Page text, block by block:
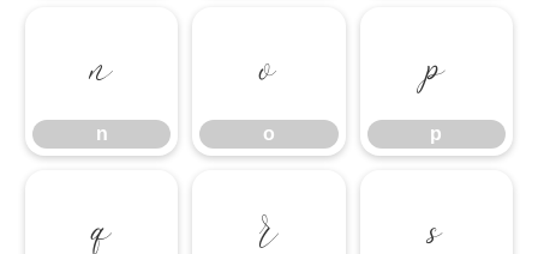
n
n
o
o
p
p
q r s